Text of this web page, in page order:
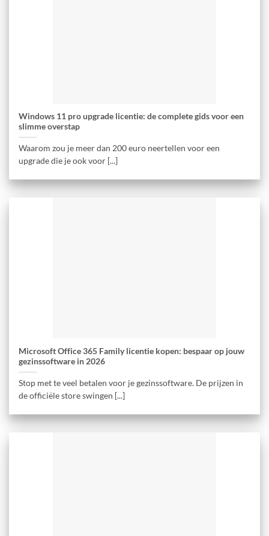
Windows 11 pro upgrade licentie: de complete gids voor een
slimme overstap
Waarom zou je meer dan 200 euro neertellen voor een
upgrade die je ook voor [...]
Microsoft Office 365 Family licentie kopen: bespaar op jouw
gezinssoftware in 2026
Stop met te veel betalen voor je gezinssoftware. De prijzen in
de officiële store swingen [...]